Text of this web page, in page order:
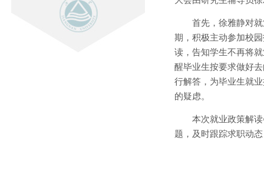
首先，徐雅静对
期，积极主动参加校
读，告知学生不再将
醒毕业生按要求做好
行解答，为毕业生就
的疑虑。
本次就业政策解
题，及时跟踪求职动